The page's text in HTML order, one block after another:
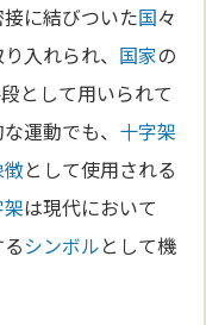
に結びついた国々
入れられ、 国家の
として用いられて
運動でも、 十字架
徴として使用される
は現代において
シンボルとして機